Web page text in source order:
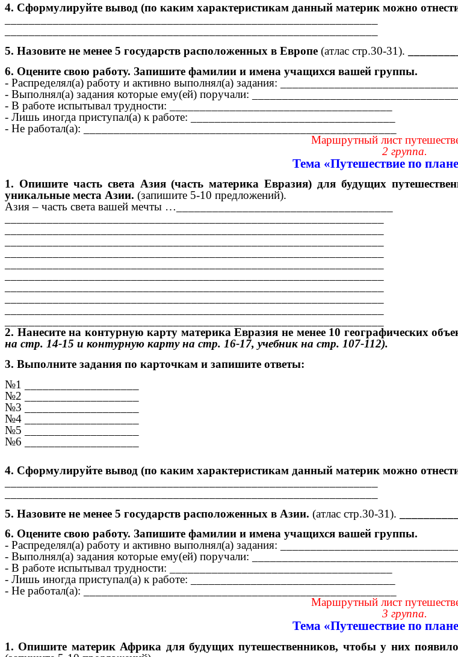
4. Сформулируйте вывод (по каким характеристикам данный материк можно
5. Назовите не менее 5 государств расположенных в Европе (атлас стр.30-31).
6. Оцените свою работу. Запишите фамилии и имена учащихся вашей группы.
- Распределял(а) работу и активно выполнял(а) задания:
- Выполнял(а) задания которые ему(ей) поручали:
- В работе испытывал трудности: _____________________________________
- Лишь иногда приступал(а) к работе: __________________________________
- Не работал(а): ____________________________________________________
Маршрутный лист
2 группа.
Тема «Путешествие по
1. Опишите часть света Азия (часть материка Евразия) для будущих
уникальные места Азии. (запишите 5-10 предложений).
Азия – часть света вашей мечты …____________________________________
2. Нанесите на контурную карту материка Евразия не менее 10 географических
на стр. 14-15 и контурную карту на стр. 16-17, учебник на стр. 107-112).
3. Выполните задания по карточкам и запишите ответы:
№1 ___________________
№2 ___________________
№3 ___________________
№4 ___________________
№5 ___________________
№6 ___________________
4. Сформулируйте вывод (по каким характеристикам данный материк можно
5. Назовите не менее 5 государств расположенных в Азии. (атлас стр.30-31).
6. Оцените свою работу. Запишите фамилии и имена учащихся вашей группы.
- Распределял(а) работу и активно выполнял(а) задания:
- Выполнял(а) задания которые ему(ей) поручали:
- В работе испытывал трудности: _____________________________________
- Лишь иногда приступал(а) к работе: __________________________________
- Не работал(а): ____________________________________________________
Маршрутный лист
3 группа.
Тема «Путешествие по
1. Опишите материк Африка для будущих путешественников, чтобы у них